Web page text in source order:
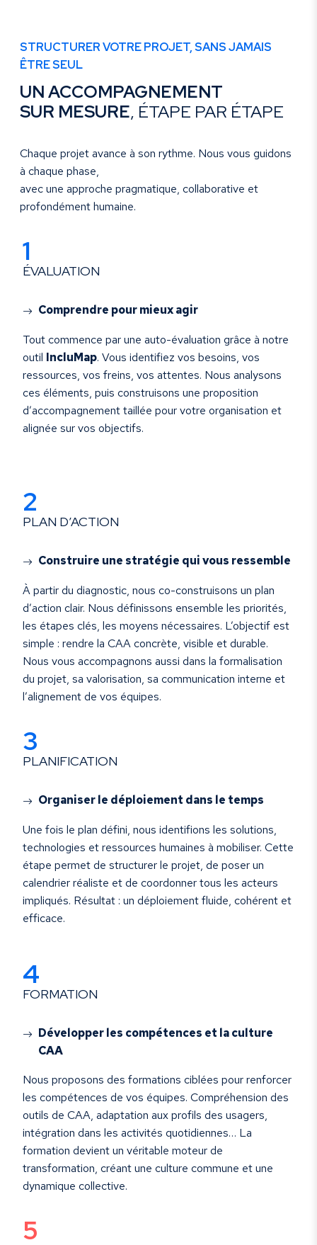
STRUCTURER VOTRE PROJET, SANS JAMAIS
ÊTRE SEUL
UN ACCOMPAGNEMENT
SUR MESURE, ÉTAPE PAR ÉTAPE
Chaque projet avance à son rythme. Nous vous guidons
à chaque phase,
avec une approche pragmatique, collaborative et
profondément humaine.
1
ÉVALUATION
Comprendre pour mieux agir
Tout commence par une auto-évaluation grâce à notre
outil IncluMap. Vous identifiez vos besoins, vos
ressources, vos freins, vos attentes. Nous analysons
ces éléments, puis construisons une proposition
d’accompagnement taillée pour votre organisation et
alignée sur vos objectifs.
2
PLAN D’ACTION
Construire une stratégie qui vous ressemble
À partir du diagnostic, nous co-construisons un plan
d’action clair. Nous définissons ensemble les priorités,
les étapes clés, les moyens nécessaires. L’objectif est
simple : rendre la CAA concrète, visible et durable.
Nous vous accompagnons aussi dans la formalisation
du projet, sa valorisation, sa communication interne et
l’alignement de vos équipes.
3
PLANIFICATION
Organiser le déploiement dans le temps
Une fois le plan défini, nous identifions les solutions,
technologies et ressources humaines à mobiliser. Cette
étape permet de structurer le projet, de poser un
calendrier réaliste et de coordonner tous les acteurs
impliqués. Résultat : un déploiement fluide, cohérent et
efficace.
4
FORMATION
Développer les compétences et la culture
CAA
Nous proposons des formations ciblées pour renforcer
les compétences de vos équipes. Compréhension des
outils de CAA, adaptation aux profils des usagers,
intégration dans les activités quotidiennes… La
formation devient un véritable moteur de
transformation, créant une culture commune et une
dynamique collective.
5